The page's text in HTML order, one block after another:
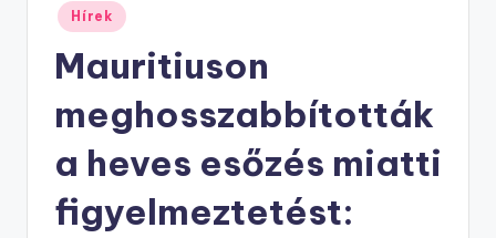
Posted
in
Hírek
Mauritiuson
meghosszabbították
a heves esőzés miatti
figyelmeztetést: